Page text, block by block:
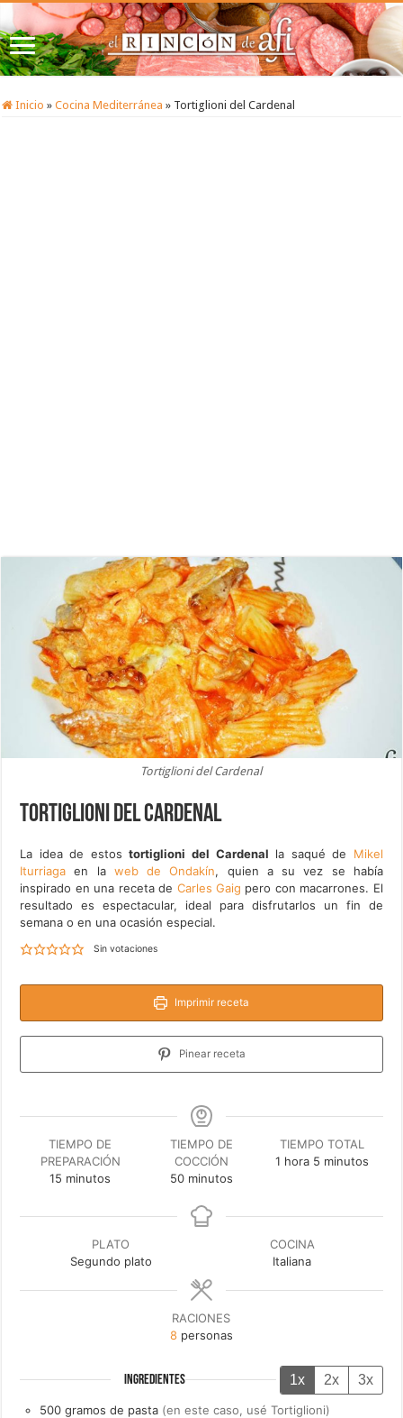
Inicio » Cocina Mediterránea » Tortiglioni del Cardenal
Tortiglioni del Cardenal
Tortiglioni del Cardenal
La idea de estostortiglioni del Cardenal la saqué de Mikel
Iturriaga en la web de Ondakín, quien a su vez se había
inspirado en una receta de Carles Gaig pero con macarrones. El
resultado es espectacular, ideal para disfrutarlos un fin de
semana o en una ocasión especial.
Sin votaciones
Imprimir receta
Pinear receta
TIEMPO DE
PREPARACIÓN
15 minutos
minutos
TIEMPO DE
COCCIÓN
50minutos
minutos
TIEMPO TOTAL
1 hora
hora 5 minutos
minutos
PLATO
Segundo plato
COCINA
Italiana
RACIONES
8 personas
INGREDIENTES 1x 2x 3x
500 gramos de pasta (en este caso, usé Tortiglioni)